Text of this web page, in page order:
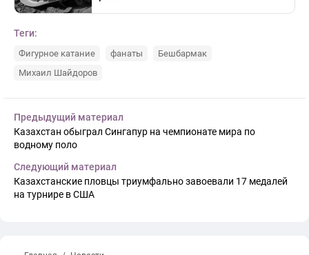
Теги:
Фигурное катание фанаты
Бешбармак
Михаил Шайдоров
Предыдущий материал
Казахстан обыграл Сингапур на чемпионате мира по
водному поло
Следующий материал
Казахстанские пловцы триумфально завоевали 17 медалей
на турнире в США